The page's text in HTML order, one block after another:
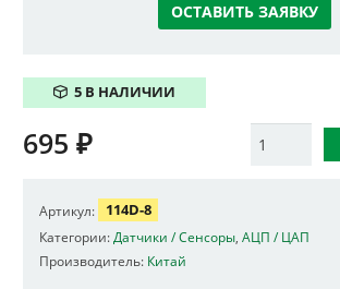
ОСТАВИТЬ ЗАЯВКУ
5 В НАЛИЧИИ
Количество
695 ₽
Артикул: 114D-8
Категории: Датчики / Сенсоры АЦП / ЦАП
Производитель: Китай